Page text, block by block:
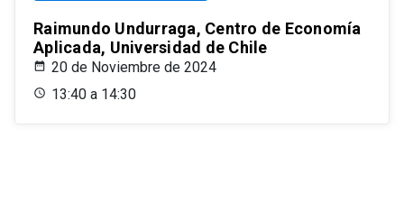
Raimundo Undurraga, Centro de Economía
Aplicada, Universidad de Chile
20 de Noviembre de 2024
13:40 a 14:30